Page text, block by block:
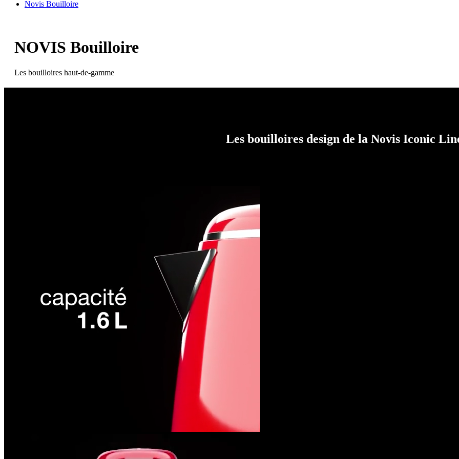
Novis Bouilloire
NOVIS Bouilloire
Les bouilloires haut-de-gamme
Les bouilloires design de la Novis Iconic